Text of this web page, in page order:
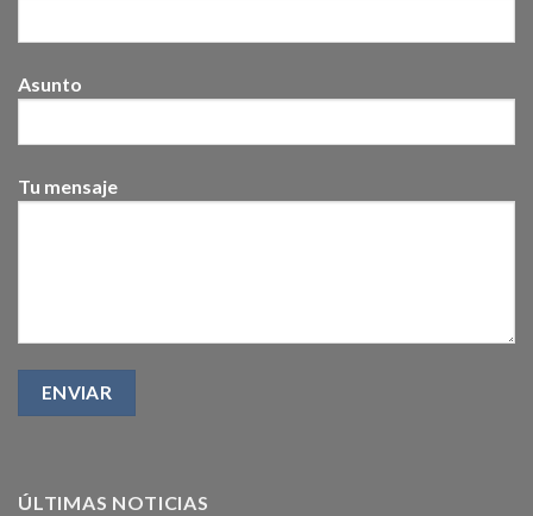
Asunto
Tu mensaje
ÚLTIMAS NOTICIAS